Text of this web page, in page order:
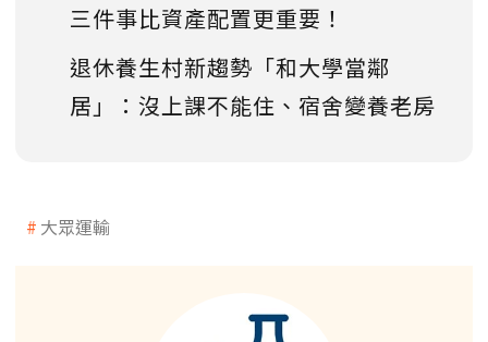
三件事比資產配置更重要！
退休養生村新趨勢「和大學當鄰
居」：沒上課不能住、宿舍變養老房
大眾運輸